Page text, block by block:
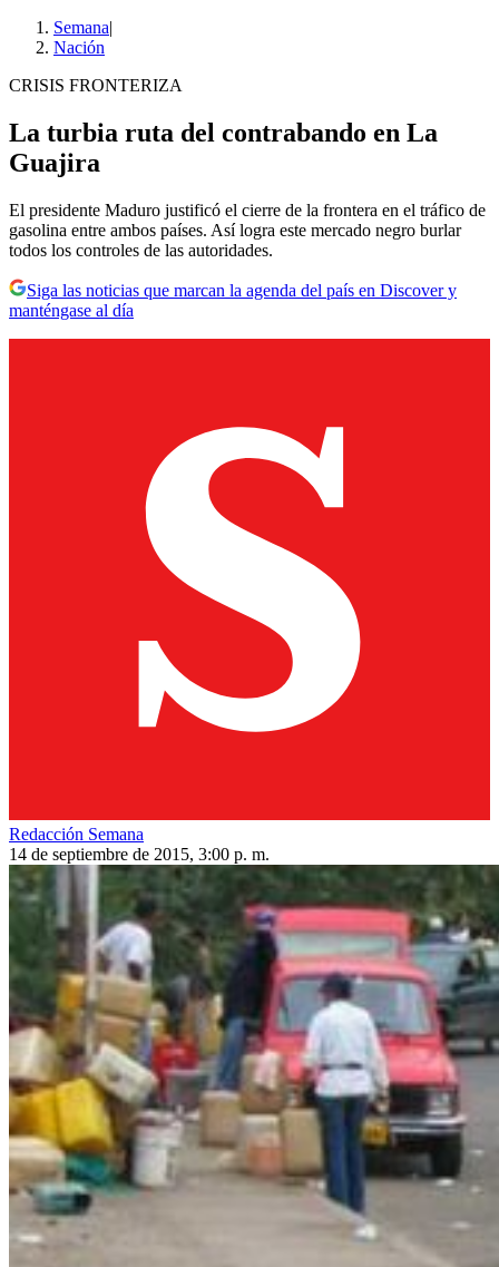
Semana|
Nación
CRISIS FRONTERIZA
La turbia ruta del contrabando en La
Guajira
El presidente Maduro justificó el cierre de la frontera en el tráfico de
gasolina entre ambos países. Así logra este mercado negro burlar
todos los controles de las autoridades.
Siga las noticias que marcan la agenda del país en Discover y
manténgase al día
Redacción Semana
14 de septiembre de 2015, 3:00 p. m.